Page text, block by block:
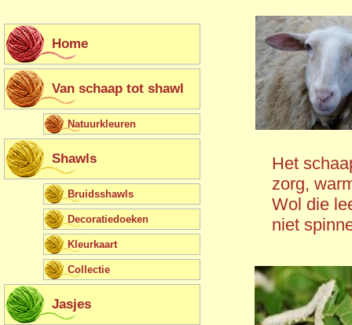
Home
Van schaap tot shawl
Natuurkleuren
Shawls
Bruidsshawls
Decoratiedoeken
Kleurkaart
Collectie
Jasjes
Het
zorg,
Wol die
niet